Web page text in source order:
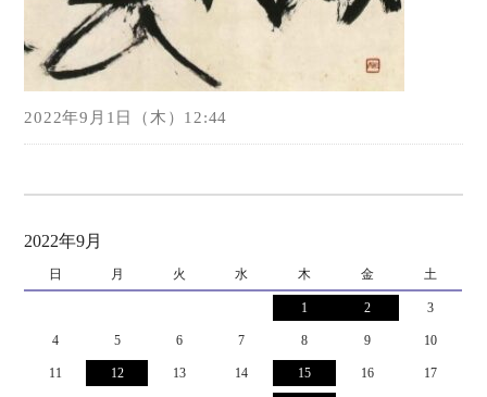
2022年9月1日（木）12:44
2022年9月
日 月 火 水 木 金 土
1 2 3
4 5 6 7 8 9 10
11 12 13 14 15 16 17